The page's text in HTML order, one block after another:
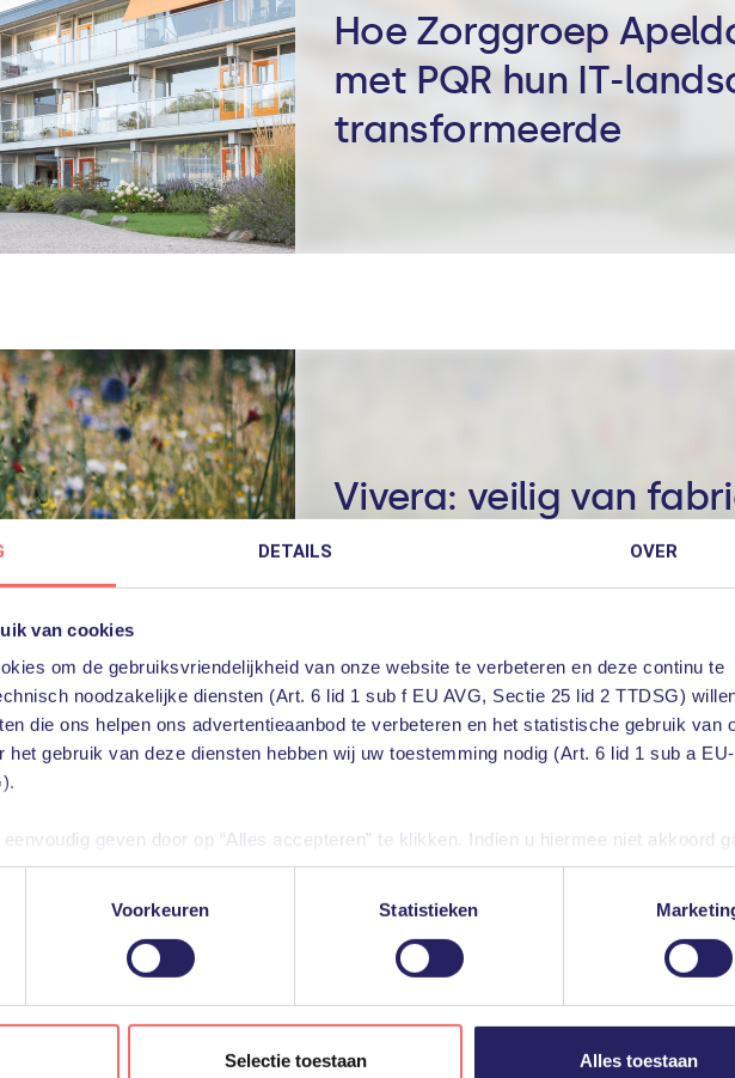
DETAILS OVER
van cookies
om de gebruiksvriendelijkheid van onze website te verbeteren en deze continu te
noodzakelijke diensten (Art. 6 lid 1 sub f EU AVG, Sectie 25 lid 2 TTDSG)
die ons helpen ons advertentieaanbod te verbeteren en het statistische gebruik van
het gebruik van deze diensten hebben wij uw toestemming nodig (Art. 6 lid 1 sub a EU-
geven door op “Alles accepteren” te klikken. Indien u hiermee niet akkoord
diensten uitschakelen door op “Alles weigeren” te klikken. Uiteraard kunt u ook
door derden, vindt u in de instellingen en in onze privacyverklaring.
allen tijde weigeren of aanpassen via uw instellingen.
Voorkeuren Statistieken
Selectie toestaan Alles toestaan
Hoe Zorggroep
met PQR hun IT-
transformeerde
Vivera: veilig van
Overal kunnen
grafische applicaties